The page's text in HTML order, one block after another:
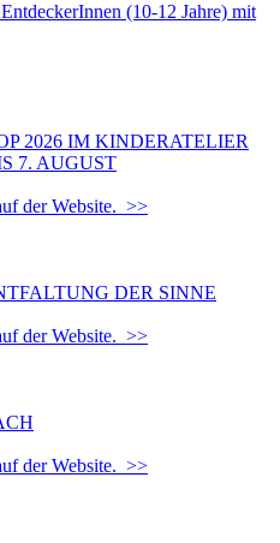
(10-12 Jahre) mit
2026 IM KINDERATELIER
7. AUGUST
der Website. >>
DER SINNE
der Website. >>
der Website. >>